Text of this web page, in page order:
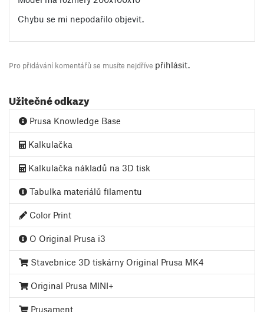
Chybu se mi nepodařilo objevit.
Pro přidávání komentářů se musíte nejdříve přihlásit.
Užitečné odkazy
Prusa Knowledge Base
Kalkulačka
Kalkulačka nákladů na 3D tisk
Tabulka materiálů filamentu
Color Print
O Original Prusa i3
Stavebnice 3D tiskárny Original Prusa MK4
Original Prusa MINI+
Prusament